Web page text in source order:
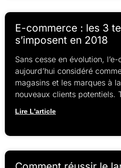
E-commerce : les 3
s’imposent en 2018
Sans cesse en évolution,
aujourd’hui considéré
magasins et les marques à
nouveaux clients potentiels.
Lire L'article